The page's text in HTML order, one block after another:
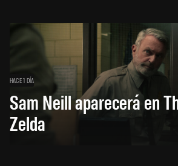
HACE 1 DÍA
Sam Neill aparecerá en
Zelda